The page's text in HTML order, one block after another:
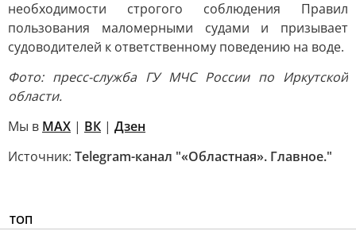
необходимости строгого соблюдения Правил
пользования маломерными судами и призывает
судоводителей к ответственному поведению на воде.
Фото: пресс-служба ГУ МЧС России по Иркутской
области.
Мы в MAX | ВК | Дзен
Источник: Telegram-канал "«Областная». Главное."
ТОП